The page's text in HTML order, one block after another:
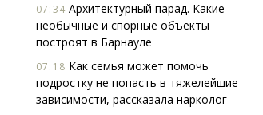
07:34 Архитектурный парад. Какие
необычные и спорные объекты
построят в Барнауле
07:18 Как семья может помочь
подростку не попасть в тяжелейшие
зависимости, рассказала нарколог